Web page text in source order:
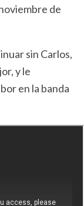
de
sin Carlos,
y le
en la banda